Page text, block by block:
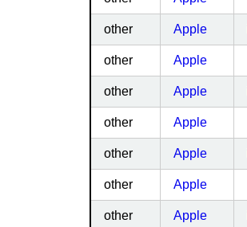
other Apple
other Apple
other Apple
other Apple
other Apple
other Apple
other Apple